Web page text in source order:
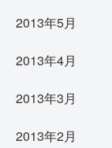
2013年5月
2013年4月
2013年3月
2013年2月